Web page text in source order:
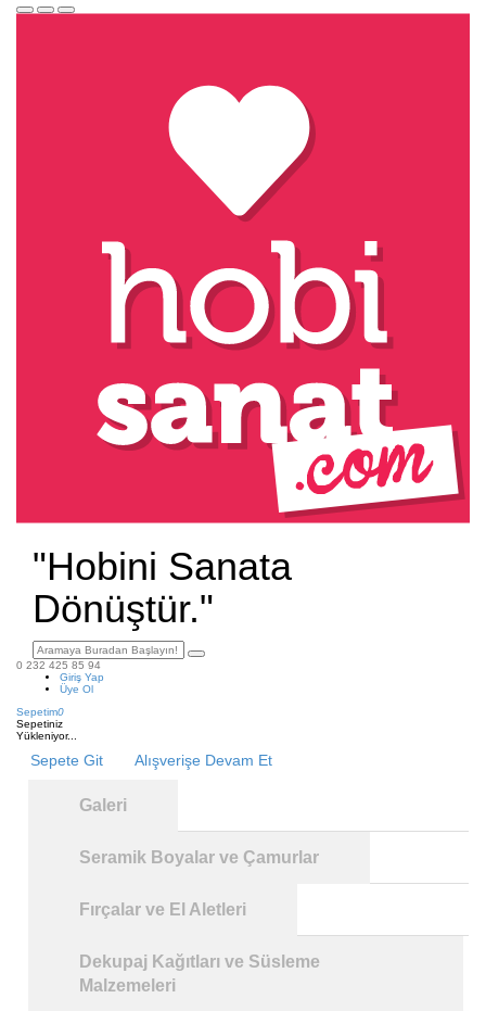
"Hobini Sanata
Dönüştür."
0 232 425 85 94
Giriş Yap
Üye Ol
Sepetim0
Sepetiniz
Yükleniyor...
Sepete Git Alışverişe Devam Et
Galeri
Seramik Boyalar ve Çamurlar
Fırçalar ve El Aletleri
Dekupaj Kağıtları ve Süsleme
Malzemeleri